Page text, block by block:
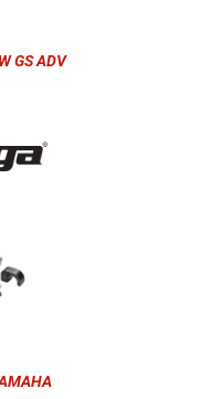
GS ADV